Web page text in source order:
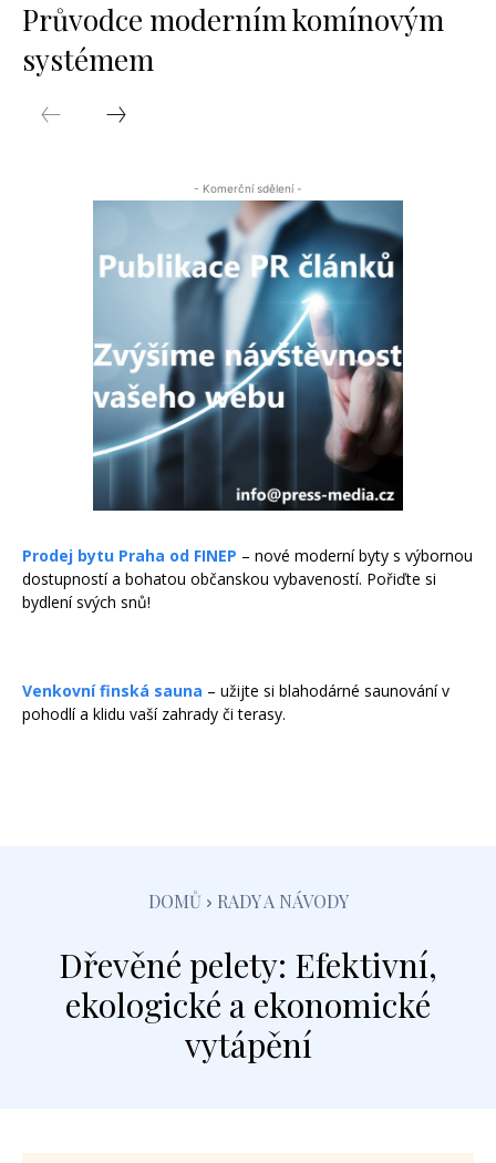
Průvodce moderním komínovým
systémem
- Komerční sdělení -
Prodej bytu Praha od FINEP – nové moderní byty s výbornou
dostupností a bohatou občanskou vybaveností. Pořiďte si
bydlení svých snů!
Venkovní finská sauna – užijte si blahodárné saunování v
pohodlí a klidu vaší zahrady či terasy.